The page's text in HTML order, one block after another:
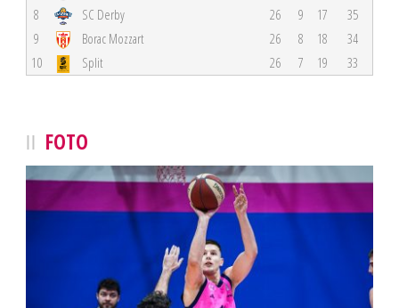
8
SC Derby 26 9 17
35
9
Borac Mozzart 26 8 18
34
10
Split 26 7 19 33
FOTO